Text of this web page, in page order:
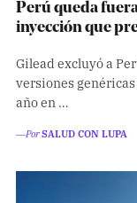
Perú queda
inyección que
Gilead excluyó a
versiones
año en …
―PorSALUD CON LUPA